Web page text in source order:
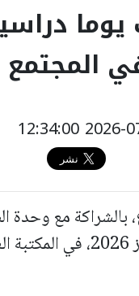
المجتمع
بالشراكة مع
بسمة الإقليمي، يوم الثلاثاء